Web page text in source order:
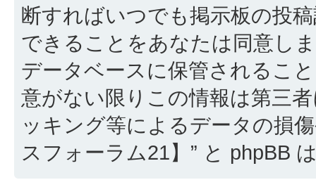
断すればいつでも掲示板の投
できることをあなたは同意し
データベースに保管されるこ
意がない限りこの情報は第三
ッキング等によるデータの損
スフォーラム21】” と phpBB